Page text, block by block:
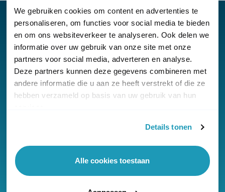
We gebruiken cookies om content en advertenties te
personaliseren, om functies voor social media te bieden
en om ons websiteverkeer te analyseren. Ook delen we
informatie over uw gebruik van onze site met onze
partners voor social media, adverteren en analyse.
Deze partners kunnen deze gegevens combineren met
andere informatie die u aan ze heeft verstrekt of die ze
hebben verzameld op basis van uw gebruik van hun
Details tonen
Alle cookies toestaan
© Copyright KommaGo
Algemene voorwaarden
Nieuwsbrief
Klantenservice